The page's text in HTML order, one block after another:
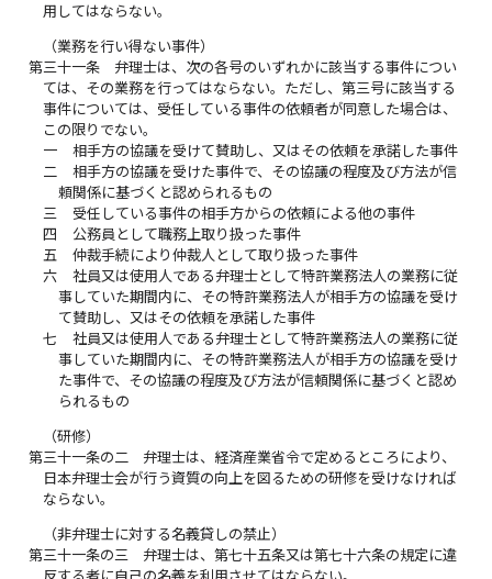
用してはならない。
（業務を行い得ない事件）
第三十一条
弁理士は、次の各号のいずれかに該当する事件につい
ては、その業務を行ってはならない。ただし、第三号に該当する
事件については、受任している事件の依頼者が同意した場合は、
この限りでない。
一
相手方の協議を受けて賛助し、又はその依頼を承諾した事件
二
相手方の協議を受けた事件で、その協議の程度及び方法が信
頼関係に基づくと認められるもの
三
受任している事件の相手方からの依頼による他の事件
四
公務員として職務上取り扱った事件
五
仲裁手続により仲裁人として取り扱った事件
六
社員又は使用人である弁理士として特許業務法人の業務に従
事していた期間内に、その特許業務法人が相手方の協議を受け
て賛助し、又はその依頼を承諾した事件
七
社員又は使用人である弁理士として特許業務法人の業務に従
事していた期間内に、その特許業務法人が相手方の協議を受け
た事件で、その協議の程度及び方法が信頼関係に基づくと認め
られるもの
（研修）
第三十一条の二
弁理士は、経済産業省令で定めるところにより、
日本弁理士会が行う資質の向上を図るための研修を受けなければ
ならない。
（非弁理士に対する名義貸しの禁止）
第三十一条の三
弁理士は、第七十五条又は第七十六条の規定に違